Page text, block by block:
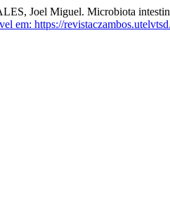
Joel Miguel. Microbiota
em: https://